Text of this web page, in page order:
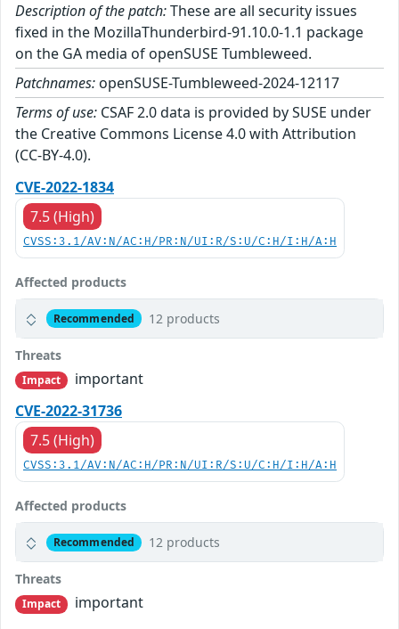
Description of the patch:These are all security issues
fixed in the MozillaThunderbird-91.10.0-1.1 package
on the GA media of openSUSE Tumbleweed.
Patchnames: openSUSE-Tumbleweed-2024-12117
Terms of use: CSAF 2.0 data is provided by SUSE under
the Creative Commons License 4.0 with Attribution
(CC-BY-4.0).
CVE-2022-1834
7.5 (High)
CVSS:3.1/AV:N/AC:H/PR:N/UI:R/S:U/C:H/I:H/A:H
Affected products
Recommended 12 products
Threats
Impact
important
CVE-2022-31736
7.5 (High)
CVSS:3.1/AV:N/AC:H/PR:N/UI:R/S:U/C:H/I:H/A:H
Affected products
Recommended 12 products
Threats
Impact
important